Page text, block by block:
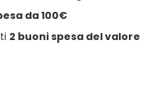
da 100€
2 buoni spesa del valore